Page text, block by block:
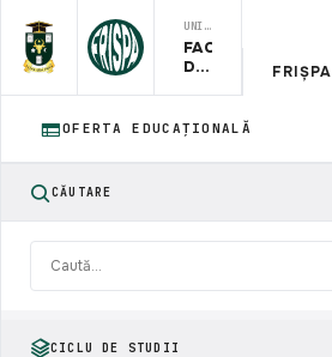
UNIVERSITATEA DE STAT DIN MOLDOVA
FACULTATEA
DE
ŞTIINŢE
POLITICE
ŞI
FRIȘPA
OFERTA EDUCAȚIONALĂ
CĂUTARE
CICLU DE STUDII